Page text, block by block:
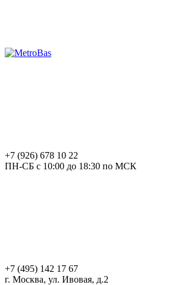
+7 (926) 678 10 22
ПН-СБ с 10:00 до 18:30 по МСК
+7 (495) 142 17 67
г. Москва, ул. Ивовая, д.2